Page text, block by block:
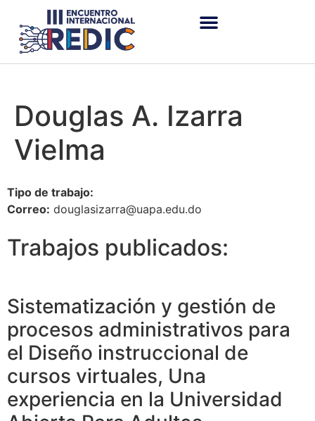
Douglas A. Izarra
Vielma
Tipo de trabajo:
Correo: douglasizarra@uapa.edu.do
Trabajos publicados:
Sistematización y gestión de
procesos administrativos para
el Diseño instruccional de
cursos virtuales, Una
experiencia en la Universidad